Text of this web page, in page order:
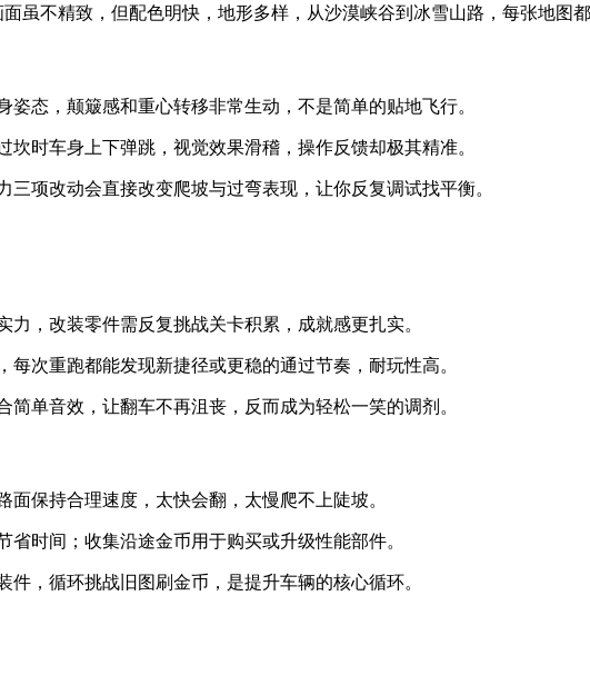
虽不精致，但配色明快，地形多样，从沙漠峡谷到冰雪山路，每张地图都
态，颠簸感和重心转移非常生动，不是简单的贴地飞行。
时车身上下弹跳，视觉效果滑稽，操作反馈却极其精准。
项改动会直接改变爬坡与过弯表现，让你反复调试找平衡。
，改装零件需反复挑战关卡积累，成就感更扎实。
次重跑都能发现新捷径或更稳的通过节奏，耐玩性高。
单音效，让翻车不再沮丧，反而成为轻松一笑的调剂。
保持合理速度，太快会翻，太慢爬不上陡坡。
时间；收集沿途金币用于购买或升级性能部件。
，循环挑战旧图刷金币，是提升车辆的核心循环。